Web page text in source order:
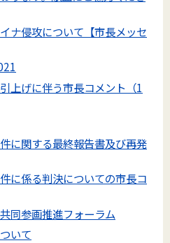
ナ侵攻について【市長メッセ
上げに伴う市長コメント（1
に関する最終報告書及び再発
に係る判決についての市長コ
同参画推進フォーラム
いて